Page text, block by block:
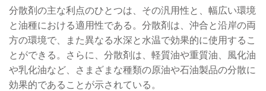
分散剤の主な利点のひとつは、その汎用性と、幅広い環境
と油種における適用性である。分散剤は、沖合と沿岸の両
方の環境で、また異なる水深と水温で効果的に使用するこ
とができる。さらに、分散剤は、軽質油や重質油、風化油
や乳化油など、さまざまな種類の原油や石油製品の分散に
効果的であることが示されている。